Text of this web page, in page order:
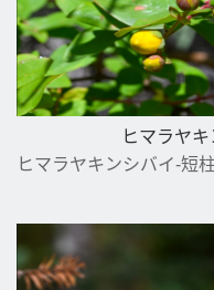
ヒマラヤ
ヒマラヤキンシバイ-短